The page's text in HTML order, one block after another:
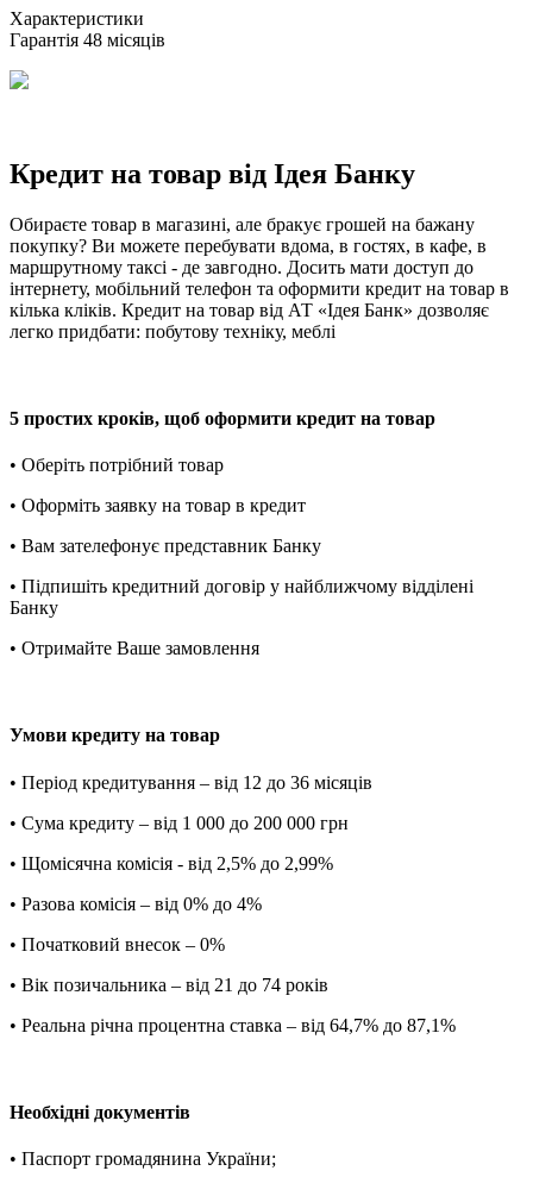
Xарактеристики
Гарантія 48 місяців
Кредит на товар від Ідея Банку
Обираєте товар в магазині, але бракує грошей на бажану
покупку? Ви можете перебувати вдома, в гостях, в кафе, в
маршрутному таксі - де завгодно. Досить мати доступ до
інтернету, мобільний телефон та оформити кредит на товар в
кілька кліків. Кредит на товар від АТ «Ідея Банк» дозволяє
легко придбати: побутову техніку, меблі
5 простих кроків, щоб оформити кредит на товар
• Оберіть потрібний товар
• Оформіть заявку на товар в кредит
• Вам зателефонує представник Банку
• Підпишіть кредитний договір у найближчому відділені
Банку
• Отримайте Ваше замовлення
Умови кредиту на товар
• Період кредитування – від 12 до 36 місяців
• Сума кредиту – від 1 000 до 200 000 грн
• Щомісячна комісія - від 2,5% до 2,99%
• Разова комісія – від 0% до 4%
• Початковий внесок – 0%
• Вік позичальника – від 21 до 74 років
• Реальна річна процентна ставка – від 64,7% до 87,1%
Необхідні документів
• Паспорт громадянина України;